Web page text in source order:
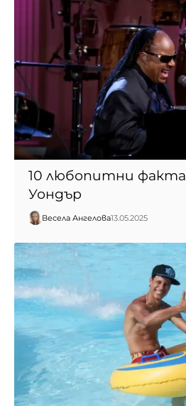
10 любопитни
Уондър
Весела Ангелова13.05.2025